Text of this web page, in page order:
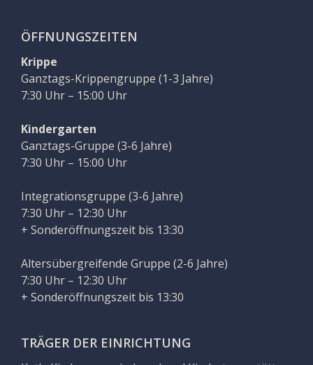
ÖFFNUNGSZEITEN
Krippe
Ganztags-Krippengruppe (1-3 Jahre)
7:30 Uhr – 15:00 Uhr
Kindergarten
Ganztags-Gruppe (3-6 Jahre)
7:30 Uhr – 15:00 Uhr
Integrationsgruppe (3-6 Jahre)
7:30 Uhr – 12:30 Uhr
+ Sonderöffnungszeit bis 13:30
Altersübergreifende Gruppe (2-6 Jahre)
7:30 Uhr – 12:30 Uhr
+ Sonderöffnungszeit bis 13:30
TRÄGER DER EINRICHTUNG